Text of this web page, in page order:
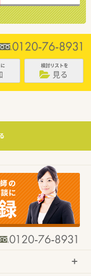
検討リストを
見る